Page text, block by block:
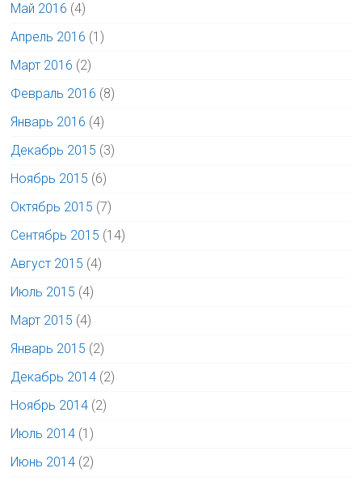
Май 2016 (4)
Апрель 2016 (1)
Март 2016 (2)
Февраль 2016 (8)
Январь 2016 (4)
Декабрь 2015 (3)
Ноябрь 2015 (6)
Октябрь 2015 (7)
Сентябрь 2015 (14)
Август 2015 (4)
Июль 2015 (4)
Март 2015 (4)
Январь 2015 (2)
Декабрь 2014 (2)
Ноябрь 2014 (2)
Июль 2014 (1)
Июнь 2014 (2)